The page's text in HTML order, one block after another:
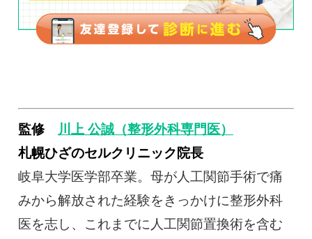
監修
川上 公誠（整形外科専門医）
札幌ひざのセルクリニック院長
岐阜大学医学部卒業。母が人工関節手術で痛
みから解放された経験をきっかけに整形外科
医を志し、これまでに人工関節置換術を含む